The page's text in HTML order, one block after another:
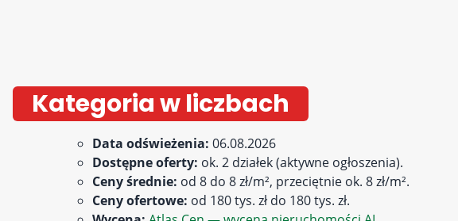
Kategoria w liczbach
Data odświeżenia: 06.08.2026
Dostępne oferty: ok. 2 działek (aktywne ogłoszenia).
Ceny średnie: od 8 do 8 zł/m², przeciętnie ok. 8 zł/m².
Ceny ofertowe: od 180 tys. zł do 180 tys. zł.